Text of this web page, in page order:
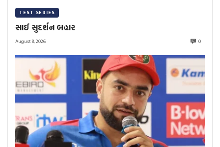
TEST SERIES
સાઈ સુદર્શન બહાર
August 8, 2026 0